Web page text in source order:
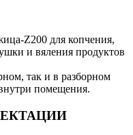
Z200 для копчения,
и вяления продуктов
так и в разборном
внутри помещения.